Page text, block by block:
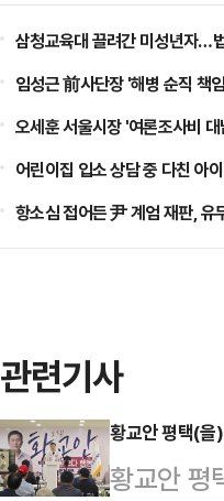
삼청교육대 끌려간 미성년자…
임성근 前사단장 '해병 순직
오세훈 서울시장 '여론조사비
어린이집 입소 상담 중 다친 아
항소심 접어든 尹 계엄 재판, 유
관련기사
황교안 평택(을
황교안 평